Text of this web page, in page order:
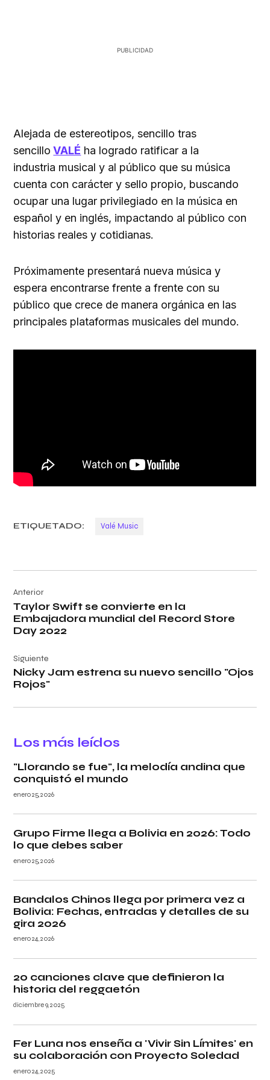
Alejada de estereotipos, sencillo tras
sencillo VALÉ ha logrado ratificar a la
industria musical y al público que su música
cuenta con carácter y sello propio, buscando
ocupar una lugar privilegiado en la música en
español y en inglés, impactando al público con
historias reales y cotidianas.
Próximamente presentará nueva música y
espera encontrarse frente a frente con su
público que crece de manera orgánica en las
principales plataformas musicales del mundo.
ETIQUETADO: Valé Music
de
entradas
Anterior
Taylor Swift se convierte en la
Embajadora mundial del Record Store
Day 2022
Siguiente
Nicky Jam estrena su nuevo sencillo "Ojos
Rojos"
Los más leídos
"Llorando se fue", la melodía andina que
conquistó el mundo
enero 25, 2026
Grupo Firme llega a Bolivia en 2026: Todo
lo que debes saber
enero 25, 2026
Bandalos Chinos llega por primera vez a
Bolivia: Fechas, entradas y detalles de su
gira 2026
enero 24, 2026
20 canciones clave que definieron la
historia del reggaetón
diciembre 9, 2025
Fer Luna nos enseña a 'Vivir Sin Límites' en
su colaboración con Proyecto Soledad
enero 24, 2025